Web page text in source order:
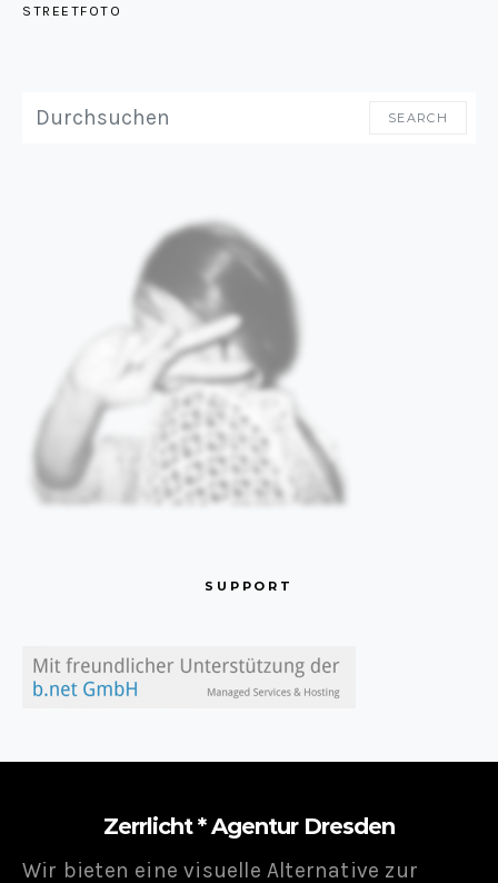
STREETFOTO
SEARCH
SUPPORT
Zerrlicht * Agentur Dresden
Wir bieten eine visuelle Alternative zur